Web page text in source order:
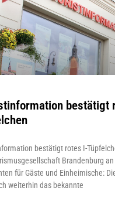
bestätigt
bestätigt rotes I-
Brandenburg
für Gäste und Einheimische:
weiterhin das bekannte